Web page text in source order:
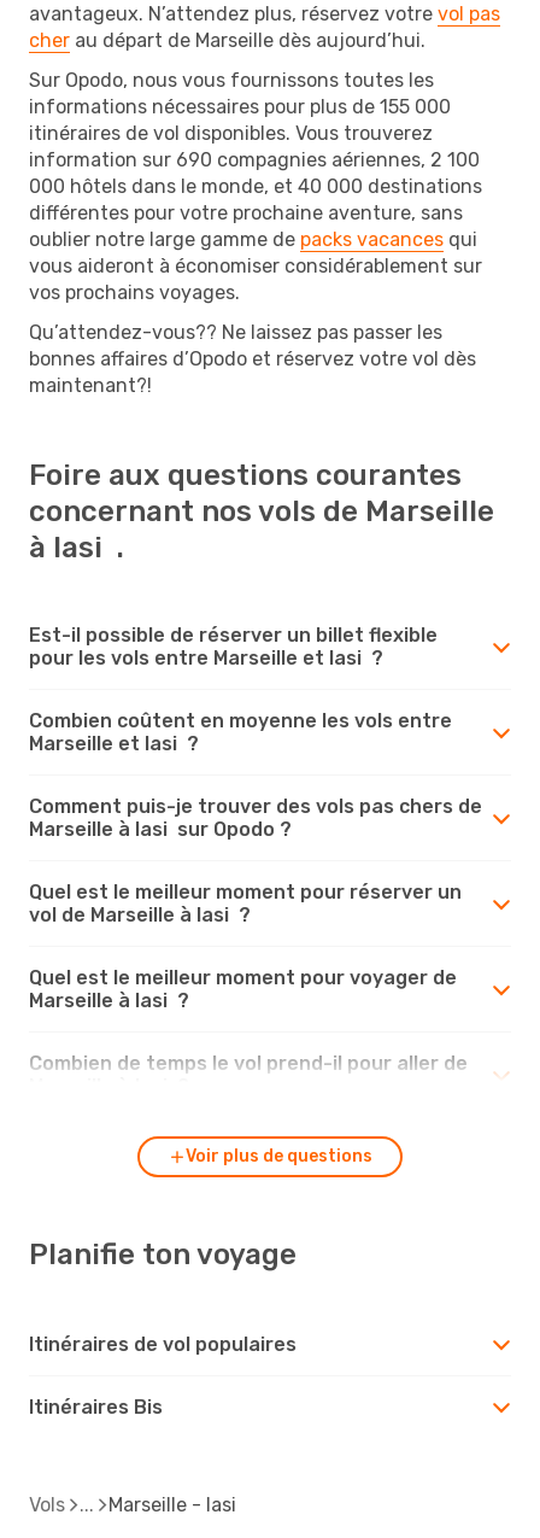
avantageux. N’attendez plus, réservez votre vol pas
cher au départ de Marseille dès aujourd’hui.
Sur Opodo, nous vous fournissons toutes les
informations nécessaires pour plus de 155 000
itinéraires de vol disponibles. Vous trouverez
information sur 690 compagnies aériennes, 2 100
000 hôtels dans le monde, et 40 000 destinations
différentes pour votre prochaine aventure, sans
oublier notre large gamme de packs vacances qui
vous aideront à économiser considérablement sur
vos prochains voyages.
Qu’attendez-vous?? Ne laissez pas passer les
bonnes affaires d’Opodo et réservez votre vol dès
maintenant?!
Foire aux questions courantes
concernant nos vols de Marseille
à Iasi .
Est-il possible de réserver un billet flexible
pour les vols entre Marseille et Iasi ?
Combien coûtent en moyenne les vols entre
Marseille et Iasi ?
Comment puis-je trouver des vols pas chers de
Marseille à Iasi sur Opodo ?
Quel est le meilleur moment pour réserver un
vol de Marseille à Iasi ?
Quel est le meilleur moment pour voyager de
Marseille à Iasi ?
Combien de temps le vol prend-il pour aller de
Voir plus de questions
Planifie ton voyage
Itinéraires de vol populaires
Itinéraires Bis
Vols Marseille - Iasi